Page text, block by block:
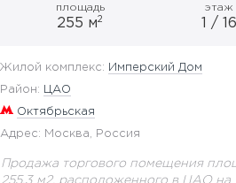
площадь
255 м2
этаж
1 / 16
Жилой комплекс: Имперский Дом
Район: ЦАО
Октябрьская
Адрес: Москва, Россия
Продажа торгового помещения
255,3 м2, расположенного в ЦАО на